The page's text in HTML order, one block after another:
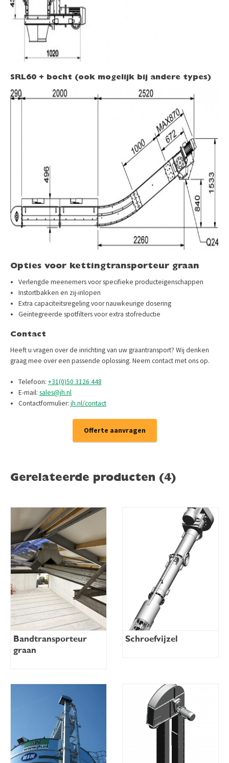
SRL60 + bocht (ook mogelijk bij andere types)
Opties voor kettingtransporteur graan
Verlengde meenemers voor specifieke producteigenschappen
Instortbakken en zij-inlopen
Extra capaciteitsregeling voor nauwkeurige dosering
Geïntegreerde spotfilters voor extra stofreductie
Contact
Heeft u vragen over de inrichting van uw graantransport? Wij denken
graag mee over een passende oplossing. Neem contact met ons op.
Telefoon: +31(0)50 3126 448
E-mail: sales@jh.nl
Contactformulier: jh.nl/contact
Offerte aanvragen
Gerelateerde producten (4)
Bandtransporteur
graan
Schroefvijzel